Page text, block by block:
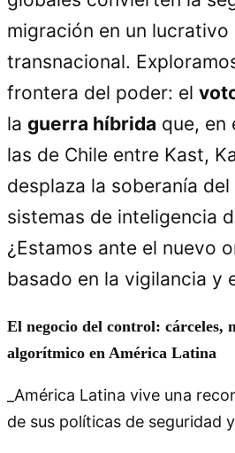
migración en un lucrativo
transnacional.
frontera del poder: el
la guerra híbrida que, en
las de Chile entre Kast,
desplaza la soberanía
sistemas de inteligencia
¿Estamos ante el nuevo
basado en la vigilancia y
El negocio del control: cárceles,
algorítmico en América Latina
_América Latina vive una
de sus políticas de seguridad